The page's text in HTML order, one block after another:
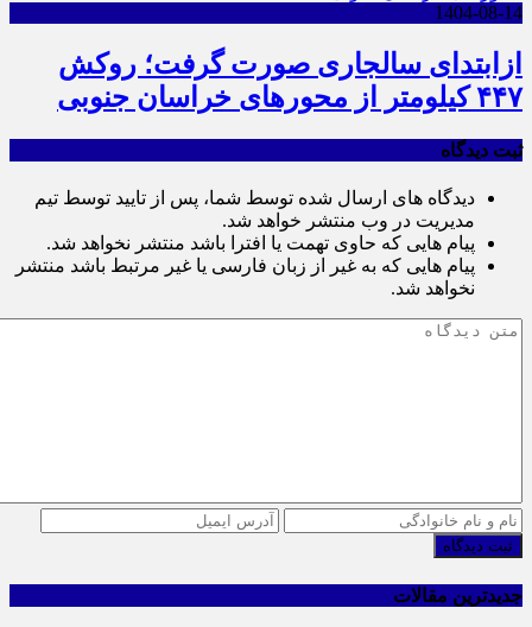
1404-08-14
ازابتدای سالجاری صورت گرفت؛ روکش
۴۴۷ کیلومتر از محورهای خراسان جنوبی
ثبت دیدگاه
دیدگاه های ارسال شده توسط شما، پس از تایید توسط تیم
مدیریت در وب منتشر خواهد شد.
پیام هایی که حاوی تهمت یا افترا باشد منتشر نخواهد شد.
پیام هایی که به غیر از زبان فارسی یا غیر مرتبط باشد منتشر
نخواهد شد.
ثبت دیدگاه
جدیدترین مقالات